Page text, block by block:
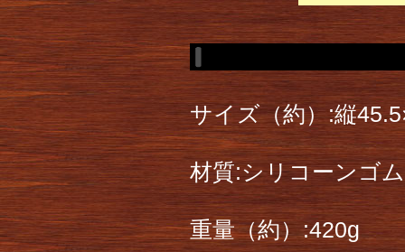
サイズ（約）:縦
材質:シリコーンゴム
重量（約）:420g